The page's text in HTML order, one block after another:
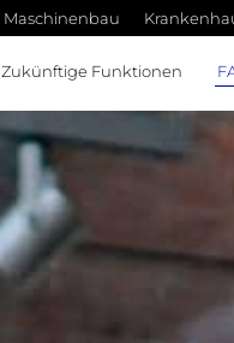
Maschinenbau
Zukünftige Funktionen